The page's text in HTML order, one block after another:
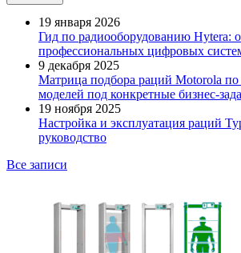
19 января 2026
Гид по радиооборудованию Hytera:
профессиональных цифровых
9 декабря 2025
Матрица подбора раций Motorola по
моделей под конкретные бизнес-
19 ноября 2025
Настройка и эксплуатация раций
руководство
Все записи